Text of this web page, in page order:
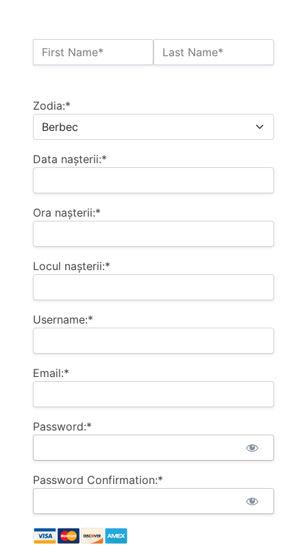
Name:*
First Name* Last Name*
Zodia:*
Data nașterii:*
Ora nașterii:*
Locul nașterii:*
Username:*
Email:*
Password:*
Password Confirmation:*